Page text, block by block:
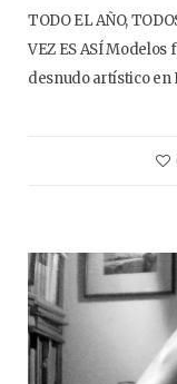
TODO EL AÑO,
VEZ ES ASÍ
desnudo artístico en